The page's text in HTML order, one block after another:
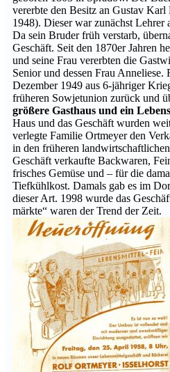
vererbte den Besitz an Gustav
1948). Dieser war zunächst Lehrer
Da sein Bruder früh verstarb,
Geschäft. Seit den 1870er Jahren
und seine Frau vererbten die
Senior und dessen Frau
Dezember 1949 aus 6-jähriger
früheren Sowjetunion zurück und
größere Gasthaus und ein
Haus und das Geschäft wurden
verlegte Familie Ortmeyer den
in den früheren
Geschäft verkaufte Backwaren,
frisches Gemüse und – für die
Tiefkühlkost. Damals gab es im
dieser Art. 1998 wurde das
märkte“ waren der Trend der Zeit.